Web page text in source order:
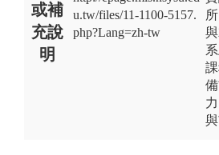
或補
充說
明
u.tw/files/11-1100-5157.
php?Lang=zh-tw